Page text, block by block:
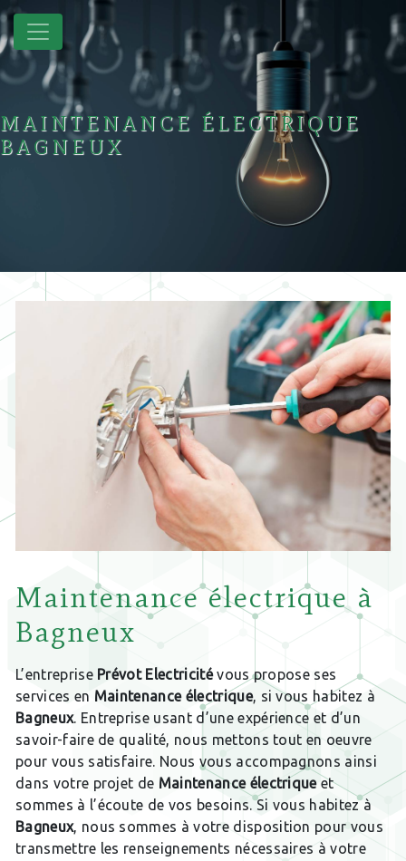
Panneau de gestion des cookies
MAINTENANCE ÉLECTRIQUE
BAGNEUX
Maintenance électrique à
Bagneux
L’entreprise Prévot Electricitévous propose ses
services en Maintenance électrique, si vous habitez à
Bagneux. Entreprise usant d’une expérience et d’un
savoir-faire de qualité, nous mettons tout en oeuvre
pour vous satisfaire. Nous vous accompagnons ainsi
dans votre projet de Maintenance électriqueet
sommes à l’écoute de vos besoins. Si vous habitez à
Bagneux, nous sommes à votre disposition pour vous
transmettre les renseignements nécessaires à votre